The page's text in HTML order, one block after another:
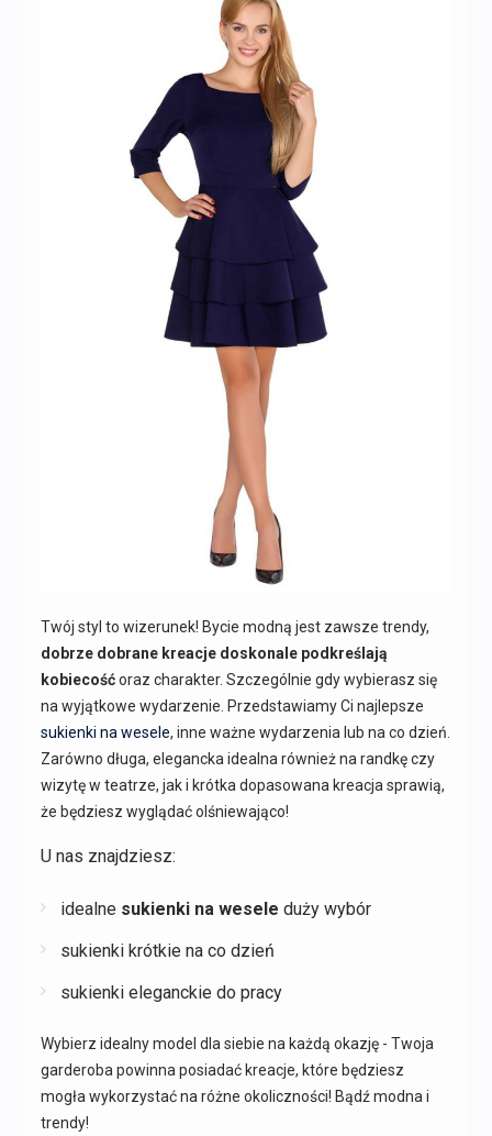
Twój styl to wizerunek! Bycie modną jest zawsze trendy,
dobrze dobrane kreacje doskonale podkreślają
kobiecośćoraz charakter. Szczególnie gdy wybierasz się
na wyjątkowe wydarzenie. Przedstawiamy Ci najlepsze
sukienki na wesele, inne ważne wydarzenia lub na co dzień.
Zarówno długa, elegancka idealna również na randkę czy
wizytę w teatrze, jak i krótka dopasowana kreacja sprawią,
że będziesz wyglądać olśniewająco!
U nas znajdziesz:
idealne sukienki na wesele duży wybór
sukienki krótkie na co dzień
sukienki eleganckie do pracy
Wybierz idealny model dla siebie na każdą okazję - Twoja
garderoba powinna posiadać kreacje, które będziesz
mogła wykorzystać na różne okoliczności! Bądź modna i
trendy!